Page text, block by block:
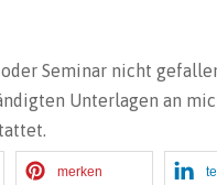
Seminar nicht
Unterlagen an
merken